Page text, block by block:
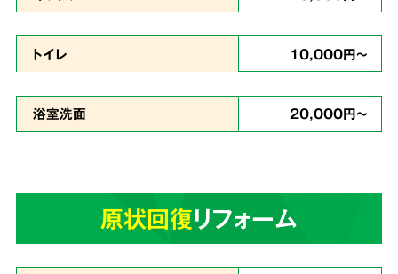
どんな現場
でも対応
のが難しいという状態でも作業致します。
まで積み上げられたゴミも、虫の湧いたゴミも
トイレ 10,000円～
浴室洗面 20,000円～
原状回復リフォーム